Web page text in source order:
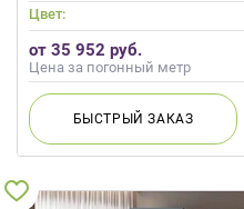
Цвет:
от 35 952 руб.
Цена за погонный метр
БЫСТРЫЙЗАКАЗ